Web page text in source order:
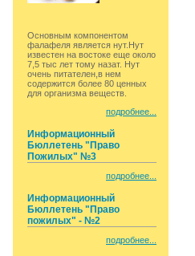
Основным компонентом
фалафеля является нут.Нут
известен на востоке еще около
7,5 тыс лет тому назат. Нут
очень питателен,в нем
содержится более 80 ценных
для организма веществ.
подробнее...
Информационный
Бюллетень "Право
Пожилых" №3
подробнее...
Информационный
Бюллетень "Право
пожилых" - №2
подробнее...